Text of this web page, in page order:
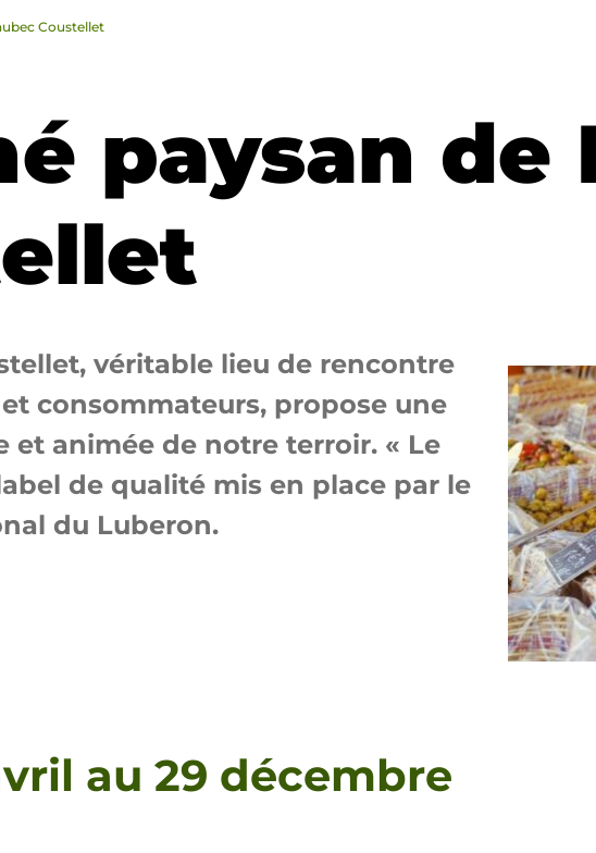
Coustellet
paysan de
véritable lieu de rencontre
consommateurs, propose une
et animée de notre terroir. « Le
de qualité mis en place par le
du Luberon.
au 29 décembre